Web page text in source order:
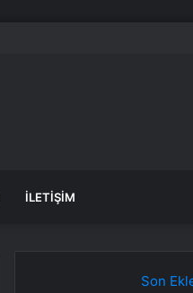
İLETIŞIM
Son